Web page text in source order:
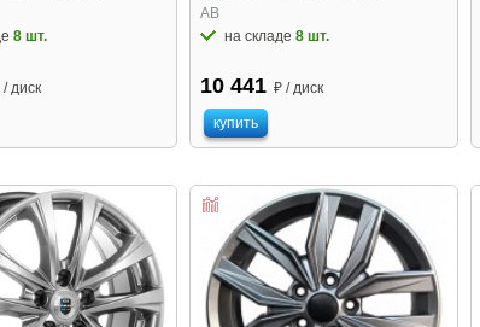
8 шт.
/ диск
AB
на складе 8 шт.
10 441 ₽ / диск
купить